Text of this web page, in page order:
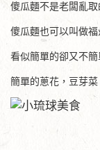
傻瓜麵不是老闆亂取
傻瓜麵也可以叫做
看似簡單的卻又不簡
簡單的蔥花，豆芽